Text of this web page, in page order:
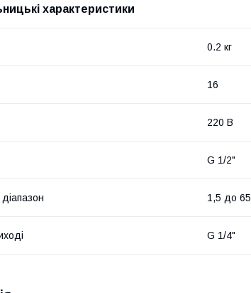
характеристики
0.2 кг
16
220 В
G 1/2"
1,5 до
G 1/4"